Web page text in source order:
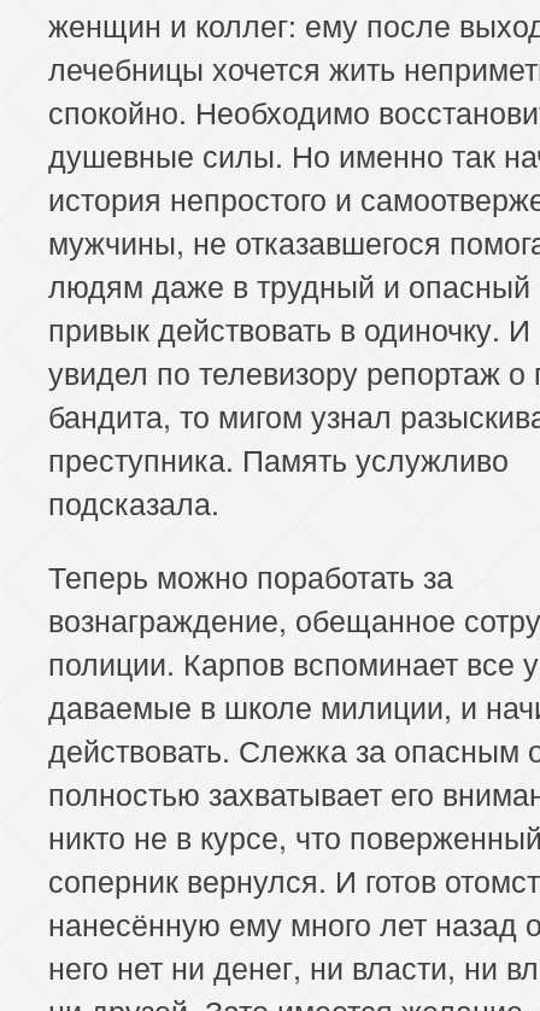
женщин и коллег: ему после
лечебницы хочется жить
спокойно. Необходимо
душевные силы. Но именно так
история непростого и
мужчины, не отказавшегося
людям даже в трудный и
привык действовать в одиночку. И
увидел по телевизору репортаж о
бандита, то мигом узнал
преступника. Память услужливо
подсказала.
Теперь можно поработать за
вознаграждение, обещанное
полиции. Карпов вспоминает все
даваемые в школе милиции, и
действовать. Слежка за опасным
полностью захватывает его
никто не в курсе, что
соперник вернулся. И готов
нанесённую ему много лет назад
него нет ни денег, ни власти, ни